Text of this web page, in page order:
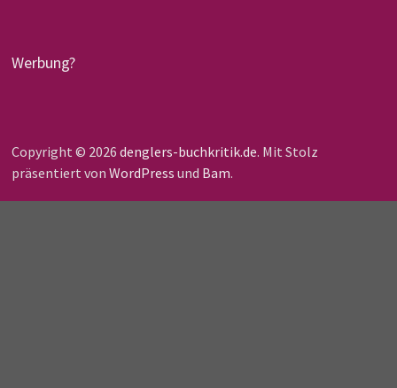
Werbung?
Copyright © 2026 denglers-buchkritik.de. Mit Stolz
präsentiert von WordPress und Bam.